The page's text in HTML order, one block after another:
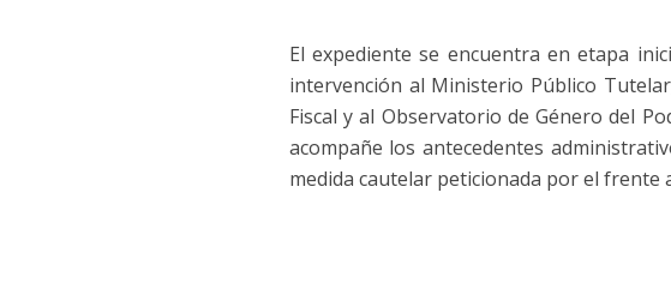
El expediente se encuentra en etapa
intervención al Ministerio Público
Fiscal y al Observatorio de Género del
acompañe los antecedentes
medida cautelar peticionada por el frente